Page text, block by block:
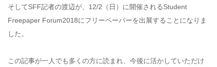
そしてSFF記者の渡辺が、12/2（日）に開催されるStudent
Freepaper Forum2018にフリーペーパーを出展することになりま
した。
この記事が一人でも多くの方に読まれ、今後に活かしていただけ